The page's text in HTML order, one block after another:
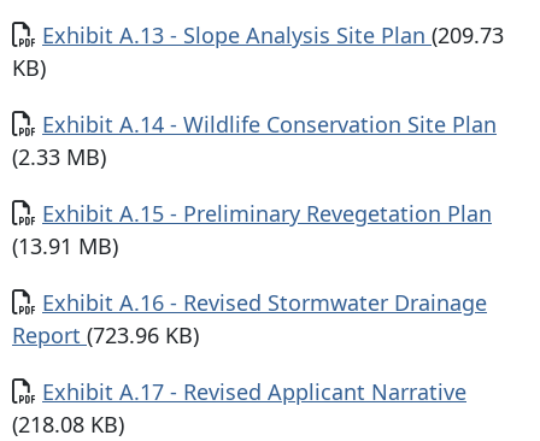
Documento
Exhibit A.13 - Slope Analysis Site Plan (209.73
KB)
Documento
Exhibit A.14 - Wildlife Conservation Site Plan
(2.33 MB)
Documento
Exhibit A.15 - Preliminary Revegetation Plan
(13.91 MB)
Documento
Exhibit A.16 - Revised Stormwater Drainage
Report (723.96 KB)
Documento
Exhibit A.17 - Revised Applicant Narrative
(218.08 KB)